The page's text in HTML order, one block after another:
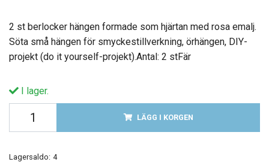
2 st berlocker hängen formade som hjärtan med rosa emalj.
Söta små hängen för smyckestillverkning, örhängen, DIY-
projekt (do it yourself-projekt).Antal: 2 stFär
I lager.
LÄGG I KORGEN
Lagersaldo: 4